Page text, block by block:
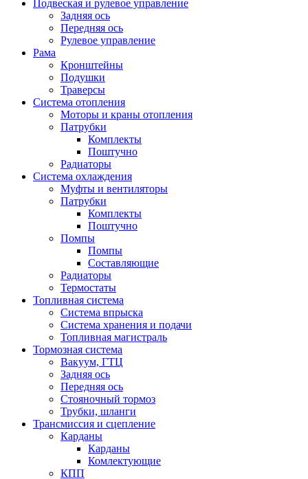
Подвеская и рулевое управление
Задняя ось
Передняя ось
Рулевое управление
Рама
Кронштейны
Подушки
Траверсы
Система отопления
Моторы и краны отопления
Патрубки
Комплекты
Поштучно
Радиаторы
Система охлаждения
Муфты и вентиляторы
Патрубки
Комплекты
Поштучно
Помпы
Помпы
Составляющие
Радиаторы
Термостаты
Топливная система
Система впрыска
Система хранения и подачи
Топливная магистраль
Тормозная система
Вакуум, ГТЦ
Задняя ось
Передняя ось
Стояночный тормоз
Трубки, шланги
Трансмиссия и сцепление
Карданы
Карданы
Комлектующие
КПП